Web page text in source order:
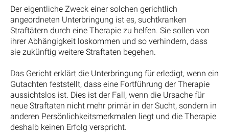
Der eigentliche Zweck einer solchen gerichtlich
angeordneten Unterbringung ist es, suchtkranken
Straftätern durch eine Therapie zu helfen. Sie sollen von
ihrer Abhängigkeit loskommen und so verhindern, dass
sie zukünftig weitere Straftaten begehen.
Das Gericht erklärt die Unterbringung für erledigt, wenn ein
Gutachten feststellt, dass eine Fortführung der Therapie
aussichtslos ist. Dies ist der Fall, wenn die Ursache für
neue Straftaten nicht mehr primär in der Sucht, sondern in
anderen Persönlichkeitsmerkmalen liegt und die Therapie
deshalb keinen Erfolg verspricht.